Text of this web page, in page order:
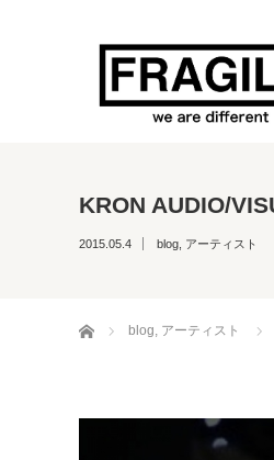
KRON AUDIO/
2015.05.4 blog アーティスト
ホーム blog, アーティスト